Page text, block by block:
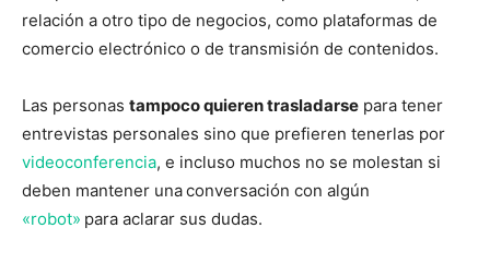
relación a otro tipo de negocios, como plataformas de
comercio electrónico o de transmisión de contenidos.
Las personas tampoco quieren trasladarse para tener
entrevistas personales sino que prefieren tenerlas por
videoconferencia, e incluso muchos no se molestan si
deben mantener unaconversación con algún
«robot» para aclarar sus dudas.